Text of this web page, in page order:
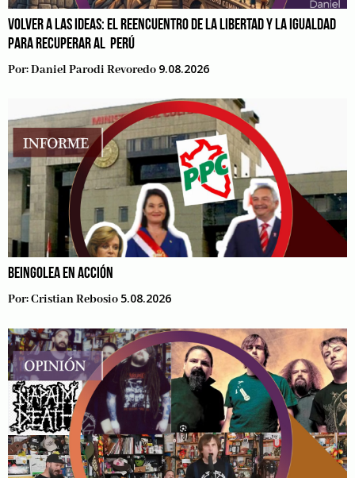
VOLVER A LAS IDEAS: EL REENCUENTRO DE LA LIBERTAD Y LA IGUALDAD
PARA RECUPERAR AL PERÚ
Por:Daniel Parodi Revoredo 9.08.2026
BEINGOLEA EN ACCIÓN
Por:Cristian Rebosio 5.08.2026